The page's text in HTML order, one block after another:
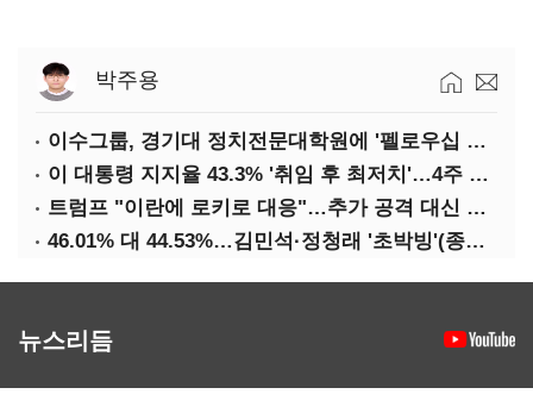
박주용
이수그룹, 경기대 정치전문대학원에 '펠로우십 기금' 3900만원 출연
이 대통령 지지율 43.3% '취임 후 최저치'…4주 연속 '하락'
트럼프 "이란에 로키로 대응"…추가 공격 대신 경제적 압박 시사
46.01% 대 44.53%…김민석·정청래 '초박빙'(종합 2보)
뉴스리듬